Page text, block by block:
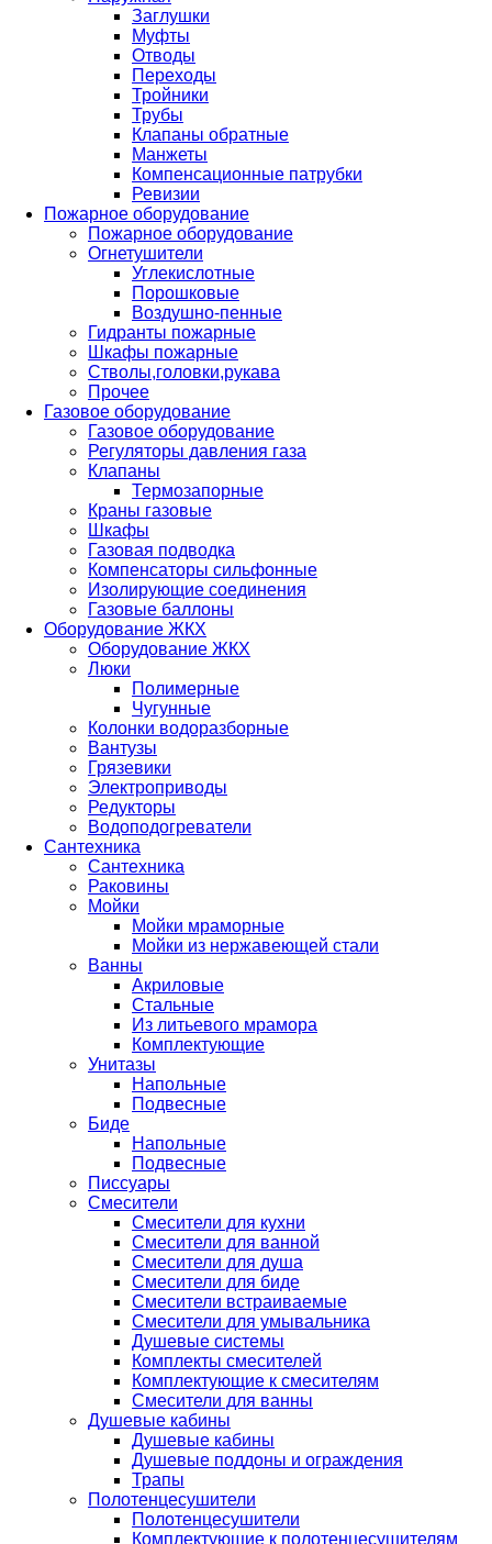
Заглушки
Муфты
Отводы
Переходы
Тройники
Трубы
Клапаны обратные
Манжеты
Компенсационные патрубки
Ревизии
Пожарное оборудование
Пожарное оборудование
Огнетушители
Углекислотные
Порошковые
Воздушно-пенные
Гидранты пожарные
Шкафы пожарные
Стволы,головки,рукава
Прочее
Газовое оборудование
Газовое оборудование
Регуляторы давления газа
Клапаны
Термозапорные
Краны газовые
Шкафы
Газовая подводка
Компенсаторы сильфонные
Изолирующие соединения
Газовые баллоны
Оборудование ЖКХ
Оборудование ЖКХ
Люки
Полимерные
Чугунные
Колонки водоразборные
Вантузы
Грязевики
Электроприводы
Редукторы
Водоподогреватели
Сантехника
Сантехника
Раковины
Мойки
Мойки мраморные
Мойки из нержавеющей стали
Ванны
Акриловые
Стальные
Из литьевого мрамора
Комплектующие
Унитазы
Напольные
Подвесные
Биде
Напольные
Подвесные
Писсуары
Смесители
Смесители для кухни
Смесители для ванной
Смесители для душа
Смесители для биде
Смесители встраиваемые
Смесители для умывальника
Душевые системы
Комплекты смесителей
Комплектующие к смесителям
Смесители для ванны
Душевые кабины
Душевые кабины
Душевые поддоны и ограждения
Трапы
Полотенцесушители
Полотенцесушители
Комплектующие к полотенцесушителям